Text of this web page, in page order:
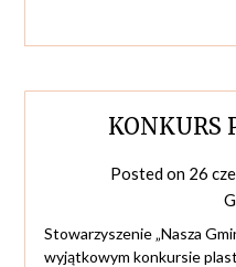
KONKURS
Posted on 26
Stowarzyszenie „Nasza
wyjątkowym konkursie